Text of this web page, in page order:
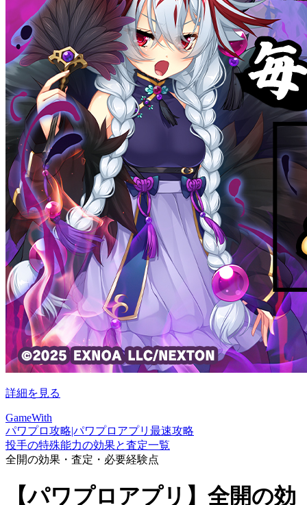
詳細を見る
GameWith
パワプロ攻略|パワプロアプリ最速攻略
投手の特殊能力の効果と査定一覧
全開の効果・査定・必要経験点
【パワプロアプリ】全開の効